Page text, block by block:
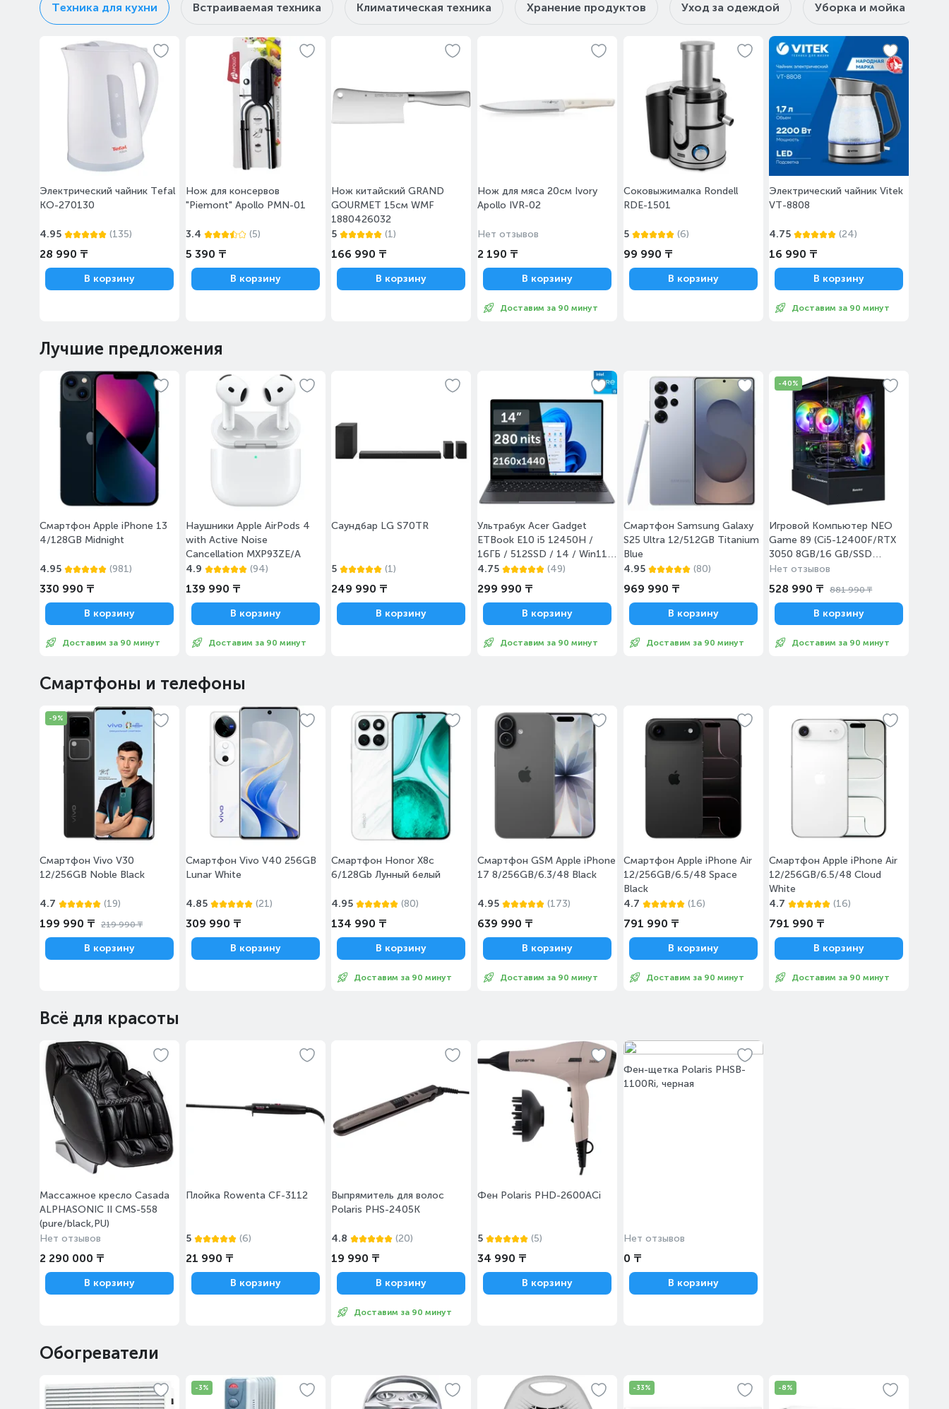
Техника для кухни Встраиваемая техника Климатическая техника Хранение продуктов Уход за одеждой Уборка и мойка
Электрический чайник Tefal
KO-270130
4.95 (135)
28 990 ₸
В корзину
Нож для консервов
"Piemont" Apollo PMN-01
3.4 (5)
5 390 ₸
В корзину
Нож китайский GRAND
GOURMET 15см WMF
1880426032
5
(1)
166 990 ₸
В корзину
Нож для мяса 20см Ivory
Apollo IVR-02
Нет отзывов
2 190 ₸
В корзину
Доставим за 90 минут
Соковыжималка Rondell
RDE-1501
5 (6)
99 990 ₸
В корзину
Электрический чайник Vitek
VT-8808
4.75 (24)
16 990 ₸
В корзину
Доставим за 90 минут
Лучшие предложения
Смартфон Apple iPhone 13
4/128GB Midnight
4.95 (981)
330 990 ₸
В корзину
Доставим за 90 минут
Наушники Apple AirPods 4
with Active Noise
Cancellation MXP93ZE/A
4.9
(94)
139 990 ₸
В корзину
Доставим за 90 минут
Саундбар LG S70TR
5 (1)
249 990 ₸
В корзину
Ультрабук Acer Gadget
ETBook E10 i5 12450H /
16ГБ / 512SSD / 14 / Win11 /
(Z14H24031454)
4.75 (49)
299 990 ₸
В корзину
Доставим за 90 минут
Смартфон Samsung Galaxy
S25 Ultra 12/512GB Titanium
Blue
4.95
(80)
969 990 ₸
В корзину
Доставим за 90 минут
-40%
Игровой Компьютер NEO
Game 89 (Ci5-12400F/RTX
3050 8GB/16 GB/SSD
1TB/H610M/Huntkey G35
Black)
Нет отзывов
528 990 ₸ 881 990 ₸
В корзину
Доставим за 90 минут
Смартфоны и телефоны
-9%
Смартфон Vivo V30
12/256GB Noble Black
4.7 (19)
199 990 ₸ 219 990 ₸
В корзину
Смартфон Vivo V40 256GB
Lunar White
4.85 (21)
309 990 ₸
В корзину
Смартфон Honor X8c
6/128Gb Лунный белый
4.95 (80)
134 990 ₸
В корзину
Доставим за 90 минут
Смартфон GSM Apple iPhone
17 8/256GB/6.3/48 Black
4.95 (173)
639 990 ₸
В корзину
Доставим за 90 минут
Смартфон Apple iPhone Air
12/256GB/6.5/48 Space
Black
4.7
(16)
791 990 ₸
В корзину
Доставим за 90 минут
Смартфон Apple iPhone Air
12/256GB/6.5/48 Cloud
White
4.7
(16)
791 990 ₸
В корзину
Доставим за 90 минут
Всё для красоты
Массажное кресло Casada
ALPHASONIC II CMS-558
(pure/black,PU)
Нет отзывов
2 290 000 ₸
В корзину
Плойка Rowenta CF-3112
5 (6)
21 990 ₸
В корзину
Выпрямитель для волос
Polaris PHS-2405K
4.8 (20)
19 990 ₸
В корзину
Доставим за 90 минут
Фен Polaris PHD-2600ACi
5 (5)
34 990 ₸
В корзину
Фен-щетка Polaris PHSB-
1100Ri, черная
Нет отзывов
0 ₸
В корзину
Обогреватели
-3% -33% -8%